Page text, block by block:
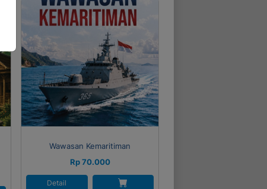
Wawasan Kemaritiman
Rp 70.000
Detail